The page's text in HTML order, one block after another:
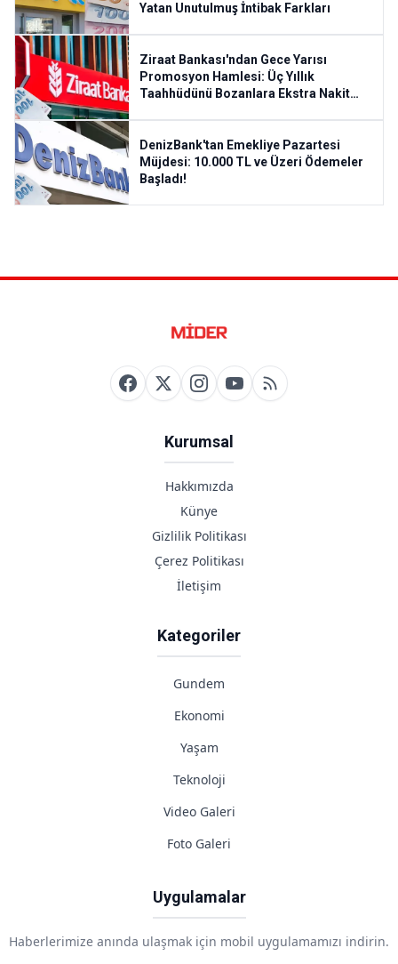
Yatan Unutulmuş İntibak Farkları
Ziraat Bankası'ndan Gece Yarısı
Promosyon Hamlesi: Üç Yıllık
Taahhüdünü Bozanlara Ekstra Nakit
DenizBank'tan Emekliye Pazartesi
Müjdesi: 10.000 TL ve Üzeri Ödemeler
Başladı!
Kurumsal
Hakkımızda
Künye
Gizlilik Politikası
Çerez Politikası
İletişim
Kategoriler
Gundem
Ekonomi
Yaşam
Teknoloji
Video Galeri
Foto Galeri
Uygulamalar
Haberlerimize anında ulaşmak için mobil uygulamamızı indirin.